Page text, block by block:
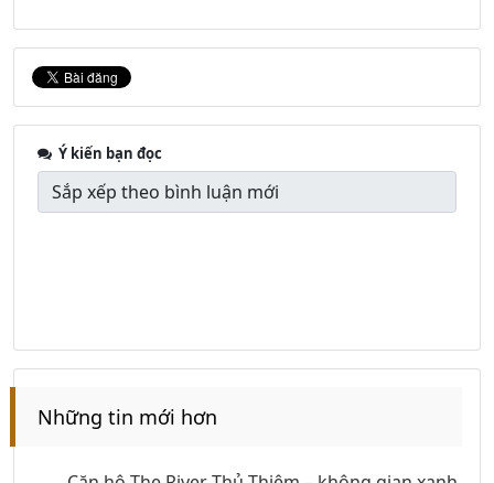
Ý kiến bạn đọc
Những tin mới hơn